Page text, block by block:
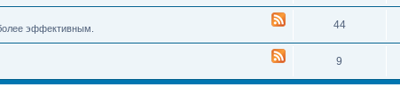
эффективным. 44
9